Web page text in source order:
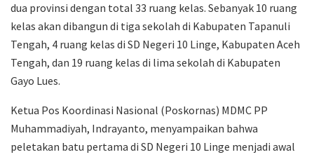
dua provinsi dengan total 33 ruang kelas. Sebanyak 10 ruang
kelas akan dibangun di tiga sekolah di Kabupaten Tapanuli
Tengah, 4 ruang kelas di SD Negeri 10 Linge, Kabupaten Aceh
Tengah, dan 19 ruang kelas di lima sekolah di Kabupaten
Gayo Lues.
Ketua Pos Koordinasi Nasional (Poskornas) MDMC PP
Muhammadiyah, Indrayanto, menyampaikan bahwa
peletakan batu pertama di SD Negeri 10 Linge menjadi awal